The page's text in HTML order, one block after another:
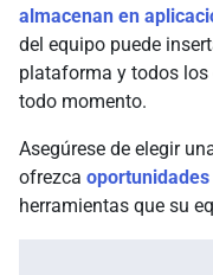
almacenan en
del equipo puede
plataforma y todos los
todo momento.
Asegúrese de elegir
ofrezca
herramientas que su